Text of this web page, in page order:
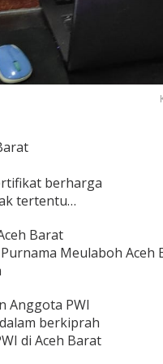
berharga
tertentu…
Barat
Meulaboh Aceh
Anggota PWI
berkiprah
di Aceh Barat